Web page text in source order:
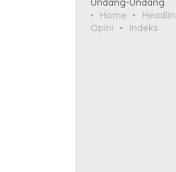
Home
Opini
Indeks